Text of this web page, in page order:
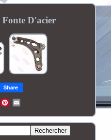
D'acier
Share